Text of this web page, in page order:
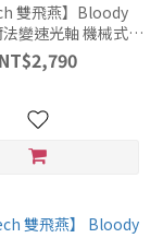
雙飛燕】Bloody
變速光軸 機械式鍵
盤 中文 白色
NT$2,790